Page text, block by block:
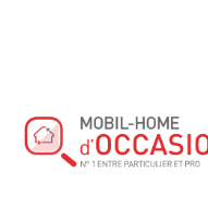
Accueil Acheter Alsace